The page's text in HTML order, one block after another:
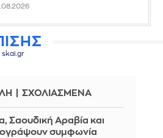
skai.gr
ΣΧΟΛΙΑΣΜΕΝΑ
Σαουδική Αραβία και
συμφωνία